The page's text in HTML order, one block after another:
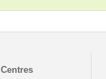
Centres